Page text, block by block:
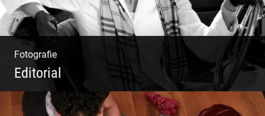
Fotografie
Editorial
Klassische Editorials